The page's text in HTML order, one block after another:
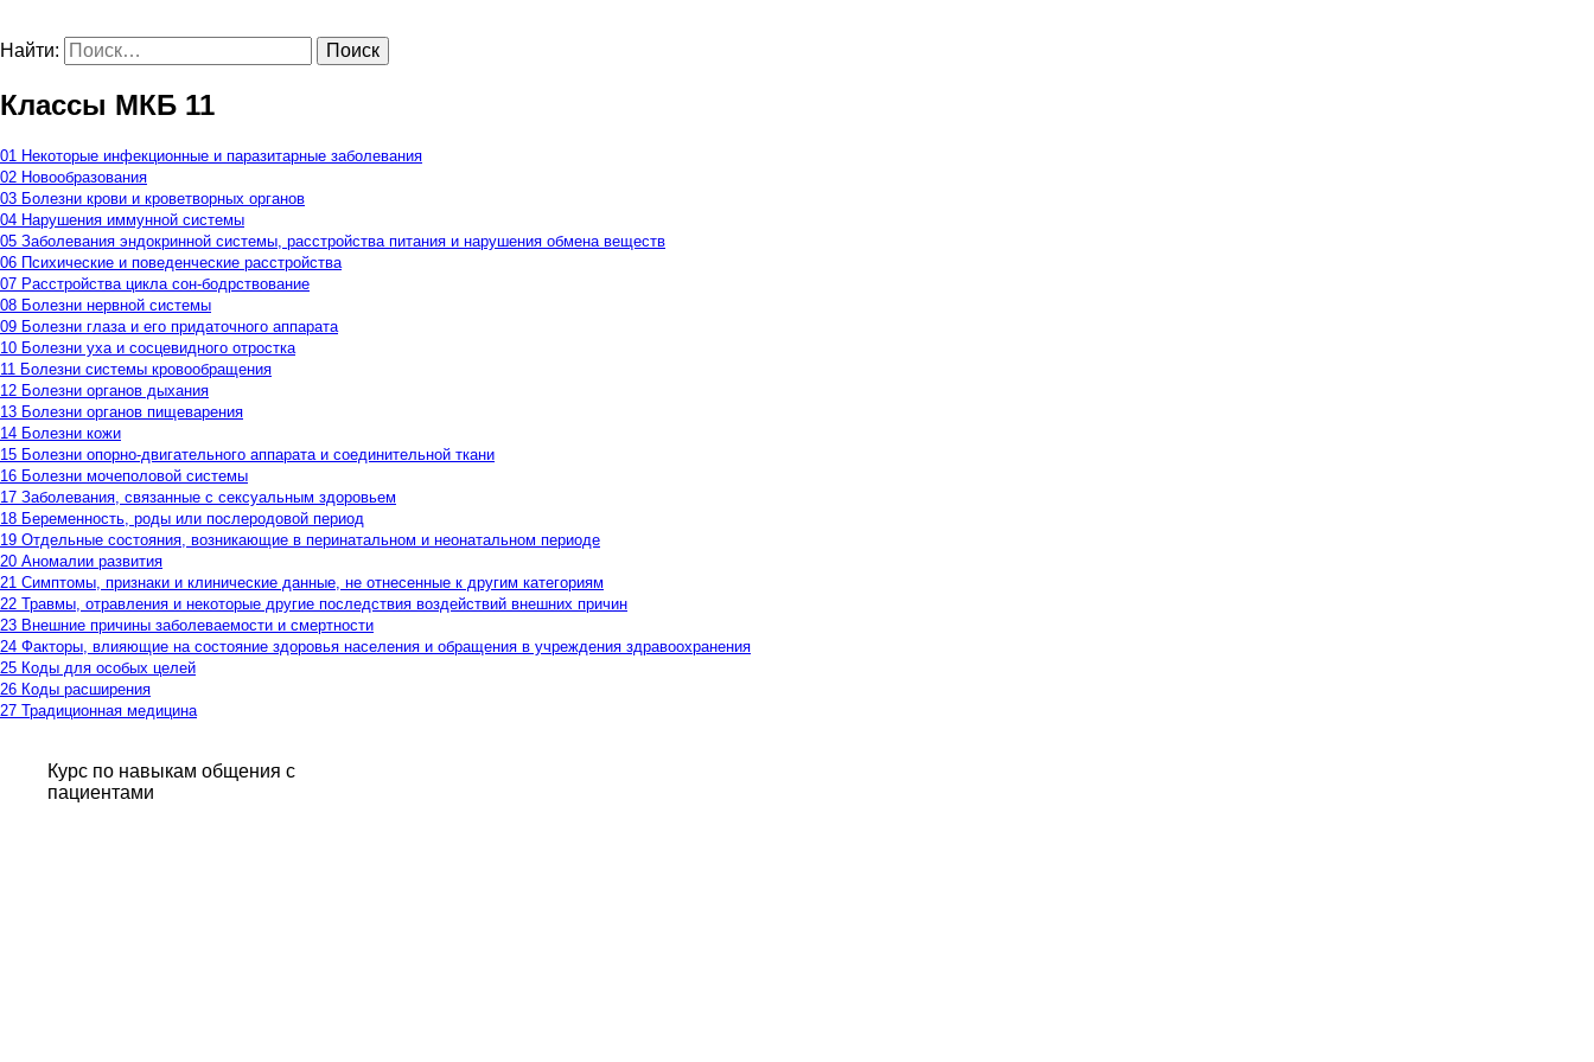
Найти:
Классы МКБ 11
01 Некоторые инфекционные и паразитарные заболевания
02 Новообразования
03 Болезни крови и кроветворных органов
04 Нарушения иммунной системы
05 Заболевания эндокринной системы, расстройства питания и нарушения обмена веществ
06 Психические и поведенческие расстройства
07 Расстройства цикла сон-бодрствование
08 Болезни нервной системы
09 Болезни глаза и его придаточного аппарата
10 Болезни уха и сосцевидного отростка
11 Болезни системы кровообращения
12 Болезни органов дыхания
13 Болезни органов пищеварения
14 Болезни кожи
15 Болезни опорно-двигательного аппарата и соединительной ткани
16 Болезни мочеполовой системы
17 Заболевания, связанные с сексуальным здоровьем
18 Беременность, роды или послеродовой период
19 Отдельные состояния, возникающие в перинатальном и неонатальном периоде
20 Аномалии развития
21 Симптомы, признаки и клинические данные, не отнесенные к другим категориям
22 Травмы, отравления и некоторые другие последствия воздействий внешних причин
23 Внешние причины заболеваемости и смертности
24 Факторы, влияющие на состояние здоровья населения и обращения в учреждения здравоохранения
25 Коды для особых целей
26 Коды расширения
27 Традиционная медицина
Курс по навыкам общения с
пациентами